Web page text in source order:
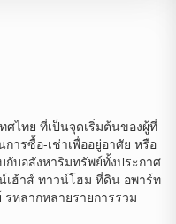
ศไทย ที่เป็นจุดเริ่มต้นของผู้ที่
ารซื้อ-เช่าเพื่ออยู่อาศัย หรือ
บอสังหาริมทรัพย์ทั้งประกาศ
เฮ้าส์ ทาวน์โฮม ที่ดิน อพาร์ท
หลากหลายรายการรวม